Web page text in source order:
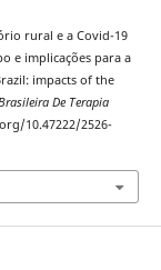
rural e a Covid-19
e implicações para a
impacts of the
De Terapia
10.47222/2526-